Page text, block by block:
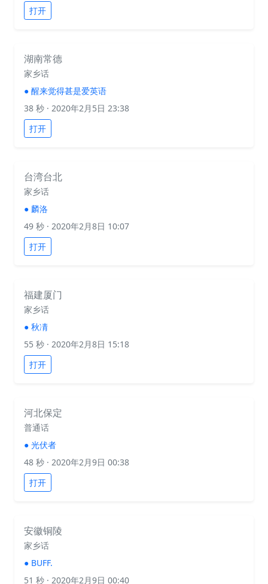
打开
湖南常德
家乡话
● 醒来觉得甚是爱英语
38 秒 · 2020年2月5日 23:38
打开
台湾台北
家乡话
● 麟洛
49 秒 · 2020年2月8日 10:07
打开
福建厦门
家乡话
● 秋凊
55 秒 · 2020年2月8日 15:18
打开
河北保定
普通话
● 光伏者
48 秒 · 2020年2月9日 00:38
打开
安徽铜陵
家乡话
● BUFF.
51 秒 · 2020年2月9日 00:40